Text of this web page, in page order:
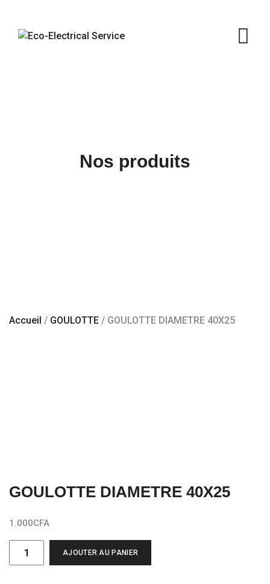
content
Nos produits
Accueil / GOULOTTE / GOULOTTE DIAMETRE 40X25
GOULOTTE DIAMETRE 40X25
1.000CFA
quantité
AJOUTER AU PANIER